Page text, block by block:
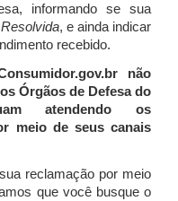
informando se sua
, e ainda indicar
recebido.
não
Órgãos de Defesa do
atendendo os
meio de seus canais
reclamação por meio
que você busque o